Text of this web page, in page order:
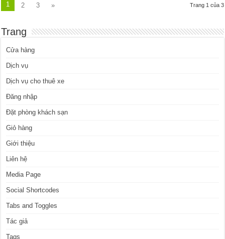
Trang 1 của 3
1 2 3 »
Trang
Cửa hàng
Dịch vụ
Dịch vụ cho thuê xe
Đăng nhập
Đặt phòng khách sạn
Giỏ hàng
Giới thiệu
Liên hệ
Media Page
Social Shortcodes
Tabs and Toggles
Tác giả
Tags